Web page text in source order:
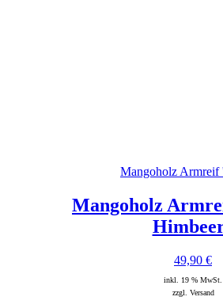
Mangoholz Armreif
Mangoholz
49,90 €
inkl. 19 % MwSt.
zzgl. Versand